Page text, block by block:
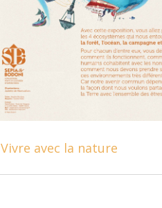
Vivre avec la nature